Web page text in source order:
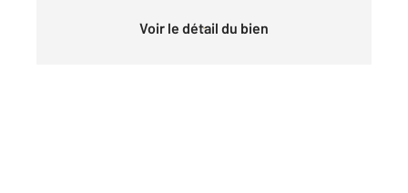
Voir le détail du bien